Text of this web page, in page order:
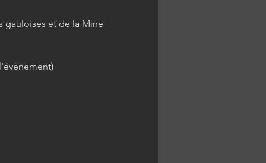
gauloises et de la Mine